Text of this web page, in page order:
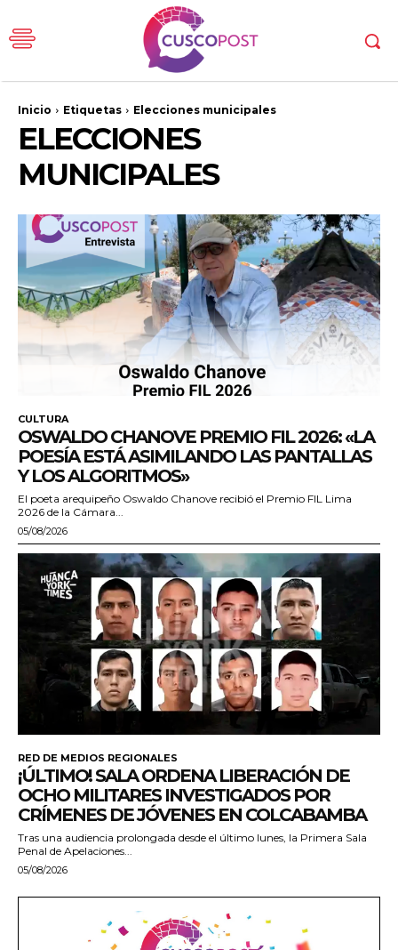
Inicio Etiquetas Elecciones municipales
ELECCIONES
MUNICIPALES
CULTURA
OSWALDO CHANOVE PREMIO FIL 2026: «LA
POESÍA ESTÁ ASIMILANDO LAS PANTALLAS
Y LOS ALGORITMOS»
El poeta arequipeño Oswaldo Chanove recibió el Premio FIL Lima
2026 de la Cámara...
05/08/2026
RED DE MEDIOS REGIONALES
¡ÚLTIMO! SALA ORDENA LIBERACIÓN DE
OCHO MILITARES INVESTIGADOS POR
CRÍMENES DE JÓVENES EN COLCABAMBA
Tras una audiencia prolongada desde el último lunes, la Primera Sala
Penal de Apelaciones...
05/08/2026